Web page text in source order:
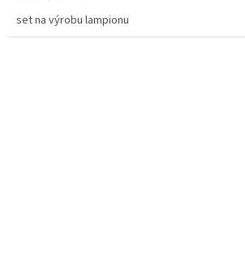
set na výrobu lampionu